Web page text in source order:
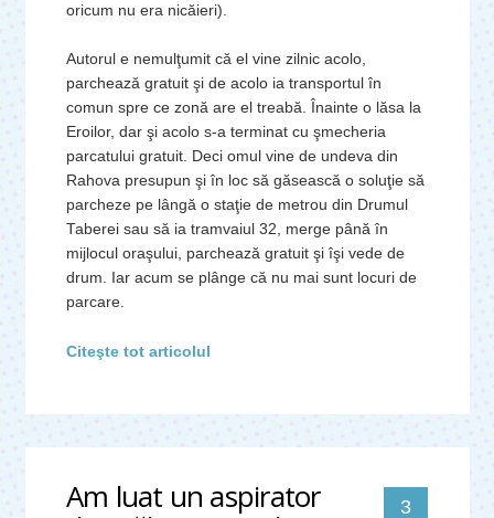
oricum nu era nicăieri).
Autorul e nemulţumit că el vine zilnic acolo,
parchează gratuit şi de acolo ia transportul în
comun spre ce zonă are el treabă. Înainte o lăsa la
Eroilor, dar şi acolo s-a terminat cu şmecheria
parcatului gratuit. Deci omul vine de undeva din
Rahova presupun şi în loc să găsească o soluţie să
parcheze pe lângă o staţie de metrou din Drumul
Taberei sau să ia tramvaiul 32, merge până în
mijlocul oraşului, parchează gratuit şi îşi vede de
drum. Iar acum se plânge că nu mai sunt locuri de
parcare.
Citeşte tot articolul
Am luat un aspirator 3